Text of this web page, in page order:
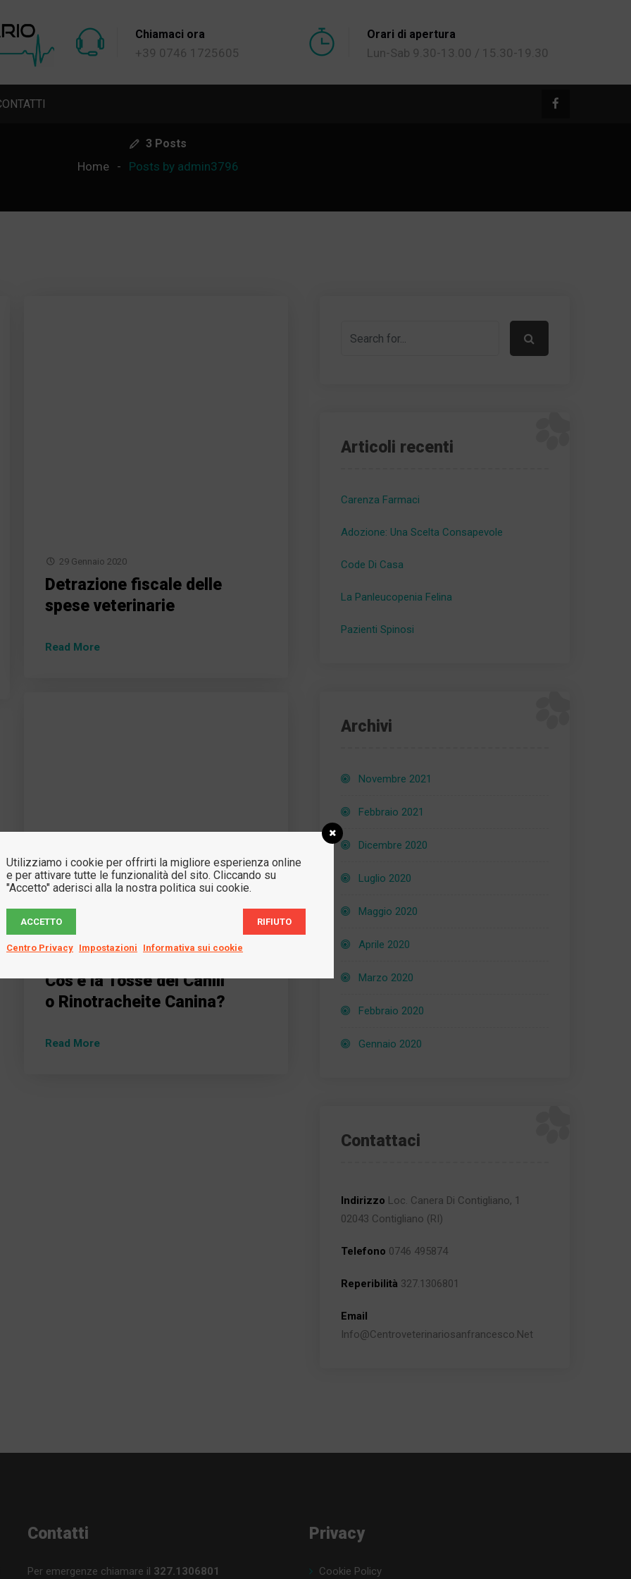
Chiamaci ora
+39 0746 1725605
Orari di apertura
Lun-Sab 9.30-13.00 / 15.30-19.30
3 Posts
Home Posts by admin3796
29 Gennaio 2020
Detrazione fiscale delle
spese veterinarie
Read More
Cos’è la Tosse dei Canili
o Rinotracheite Canina?
Read More
Articoli recenti
Carenza Farmaci
Adozione: Una Scelta Consapevole
Code Di Casa
La Panleucopenia Felina
Pazienti Spinosi
Archivi
Novembre 2021
Febbraio 2021
Dicembre 2020
Luglio 2020
Maggio 2020
Aprile 2020
Marzo 2020
Febbraio 2020
Gennaio 2020
Contattaci
Indirizzo Loc. Canera Di Contigliano, 1
02043 Contigliano (RI)
Telefono 0746 495874
Reperibilità 327.1306801
Email
Info@centroveterinariosanfrancesco.net
Contatti
Per emergenze chiamare il 327.1306801
Privacy
Cookie Policy
Utilizziamo i cookie per offrirti la migliore esperienza online
e per attivare tutte le funzionalità del sito. Cliccando su
"Accetto" aderisci alla la nostra politica sui cookie.
ACCETTO RIFIUTO
Centro Privacy Impostazioni Informativa sui cookie